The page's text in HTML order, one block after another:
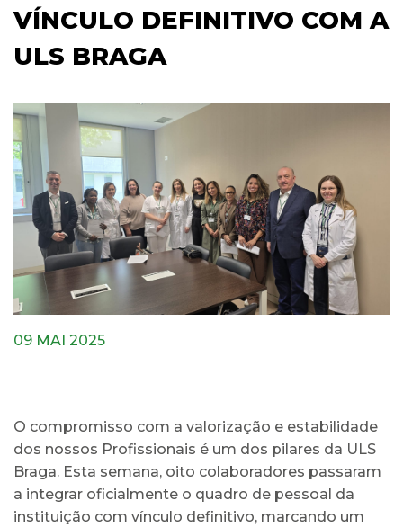
VÍNCULO DEFINITIVO COM A
ULS BRAGA
09 MAI 2025
O compromisso com a valorização e estabilidade
dos nossos Profissionais é um dos pilares da ULS
Braga. Esta semana, oito colaboradores passaram
a integrar oficialmente o quadro de pessoal da
instituição com vínculo definitivo, marcando um